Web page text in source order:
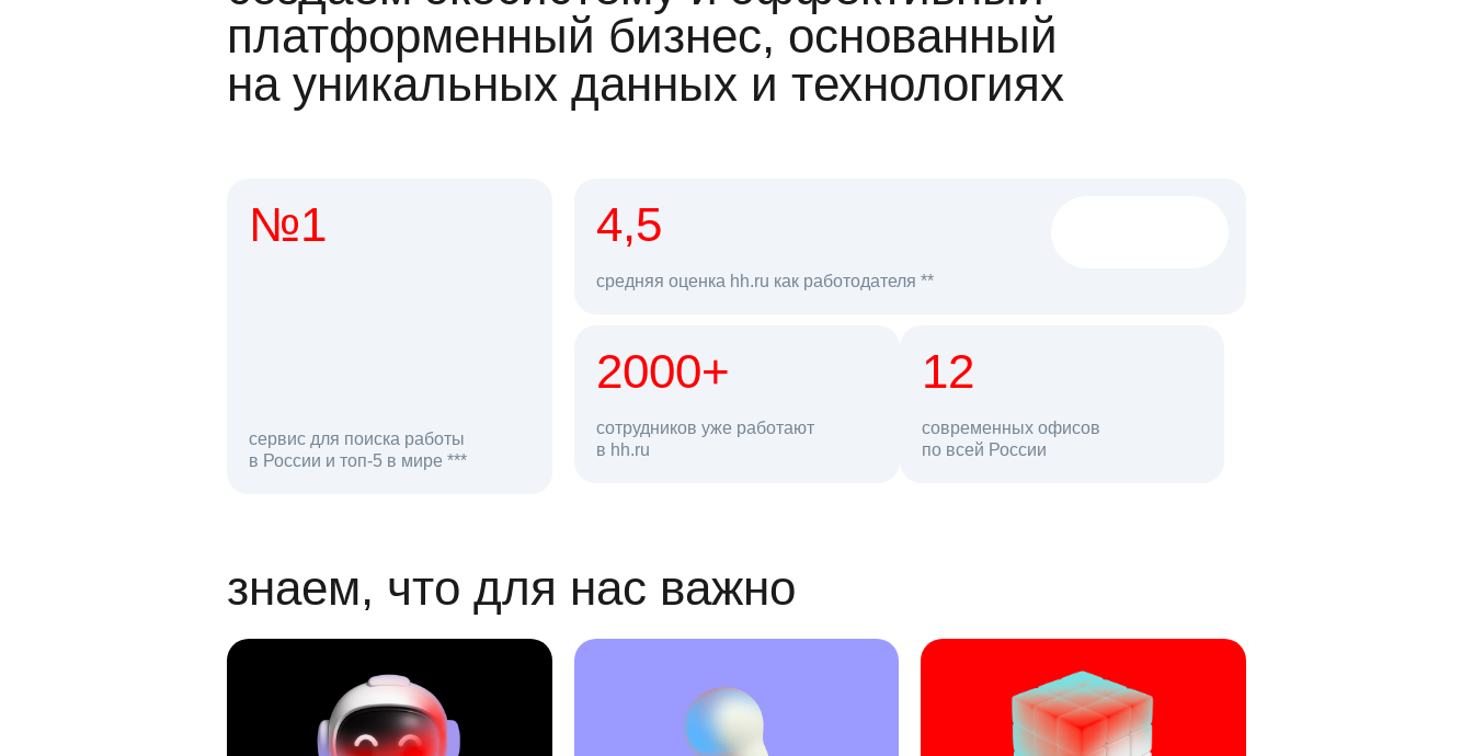
платформенный бизнес, основанный
на уникальных данных и технологиях
№1
сервис для поиска работы
в России и топ-5 в мире ***
откликов на вакансии
4,5
средняя оценка hh.ru как работодателя **
2000+
сотрудников уже работают
в hh.ru
68 млн 12
современных офисов
по всей Россиипользователей в день
знаем, что для нас важно